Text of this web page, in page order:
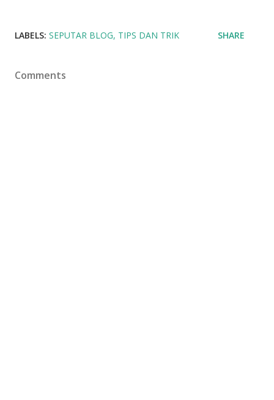
LABELS: SEPUTAR BLOG TIPS DAN TRIK SHARE
Comments